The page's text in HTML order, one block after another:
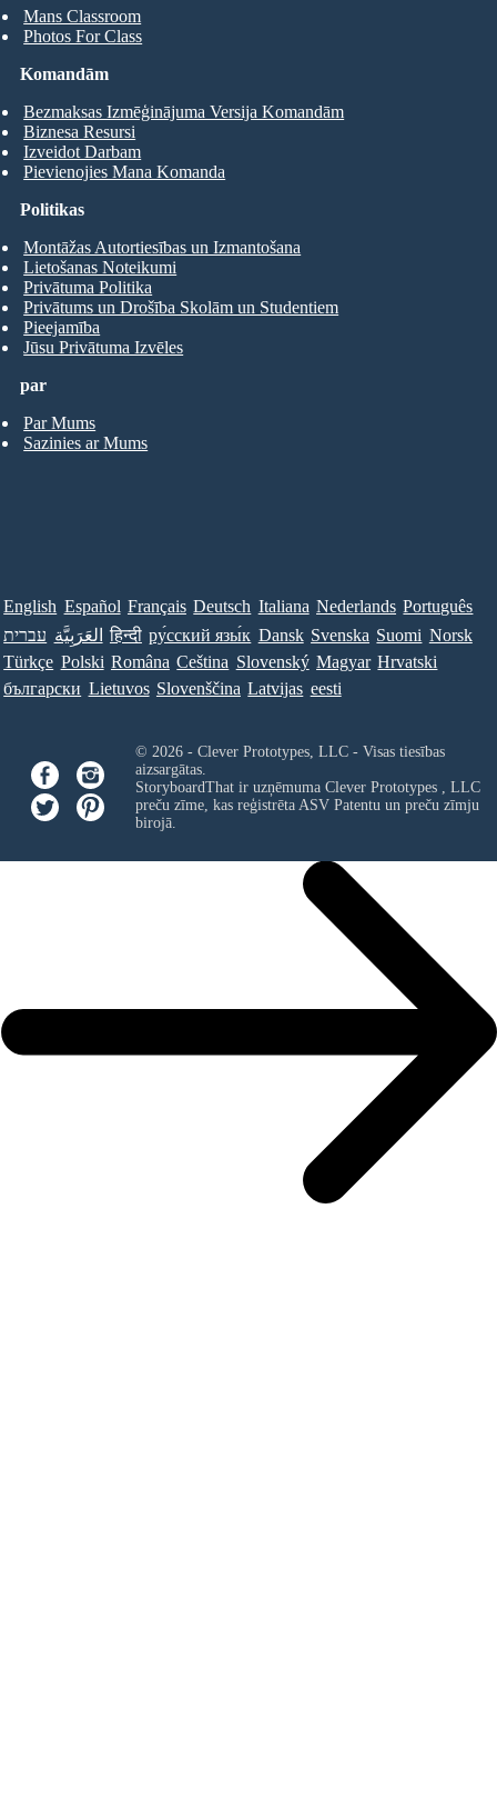
Mans Classroom
Photos For Class
Komandām
Bezmaksas Izmēģinājuma Versija Komandām
Biznesa Resursi
Izveidot Darbam
Pievienojies Mana Komanda
par
Par Mums
Sazinies ar Mums
Politikas
Montāžas Autortiesības un Izmantošana
Lietošanas Noteikumi
Privātuma Politika
Privātums un Drošība Skolām un Studentiem
Pieejamība
Jūsu Privātuma Izvēles
English Español Français Deutsch Italiana Nederlands Português
עברית العَرَبِيَّة हिन्दी ру́сский язы́к Dansk Svenska Suomi Norsk
Türkçe Polski Româna Ceština Slovenský Magyar Hrvatski
български Lietuvos Slovenščina Latvijas eesti
© 2026 - Clever Prototypes, LLC - Visas tiesības
aizsargātas.
StoryboardThat ir uzņēmuma Clever Prototypes , LLC
preču zīme, kas reģistrēta ASV Patentu un preču zīmju
birojā.